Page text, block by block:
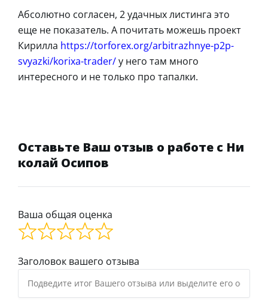
Абсолютно согласен, 2 удачных листинга это
еще не показатель. А почитать можешь проект
Кирилла https://torforex.org/arbitrazhnye-p2p-
svyazki/korixa-trader/у него там много
интересного и не только про тапалки.
Оставьте Ваш отзыв о работе с Ни
колай Осипов
Ваша общая оценка
Заголовок вашего отзыва